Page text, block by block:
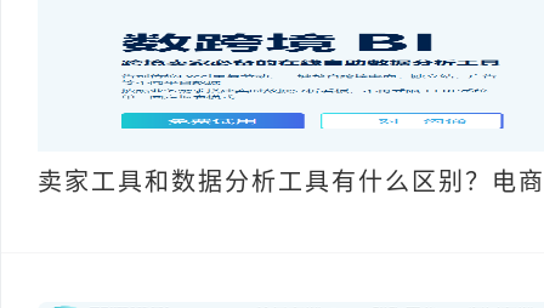
卖家工具和数据分析工具有什么区别？电